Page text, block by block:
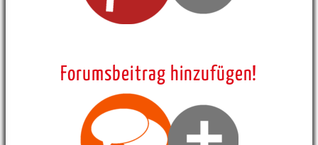
Forumsbeitrag hinzufügen!